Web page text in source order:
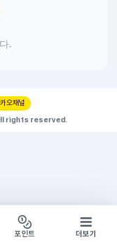
.
오채널
rights reserved.
쇼핑몰 구경하기
방문시 1G
포인트 더보기